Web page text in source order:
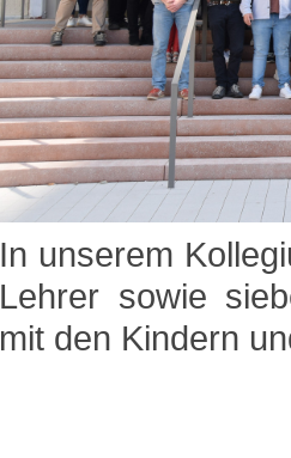
In unserem
Lehrer sowie
mit den Kindern